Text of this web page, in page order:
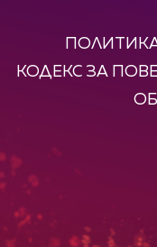
КОДЕКС ЗА